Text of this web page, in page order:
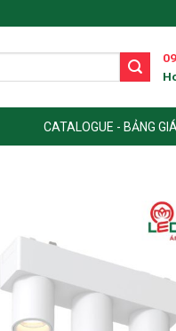
CATALOGUE - BẢNG GIÁ